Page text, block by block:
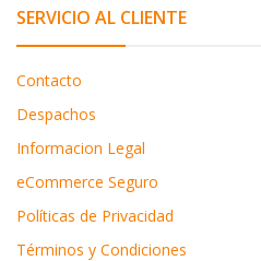
SERVICIO AL CLIENTE
Contacto
Despachos
Informacion Legal
eCommerce Seguro
Políticas de Privacidad
Términos y Condiciones